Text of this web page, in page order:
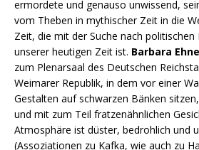
ermordete und genauso unwissend,
vom Theben in mythischer Zeit in die
Zeit, die mit der Suche nach politischen
unserer heutigen Zeit ist. Barbara
zum Plenarsaal des Deutschen
Weimarer Republik, in dem vor einer
Gestalten auf schwarzen Bänken
und mit zum Teil fratzenähnlichen
Atmosphäre ist düster, bedrohlich und
(Assoziationen zu Kafka, wie auch zu